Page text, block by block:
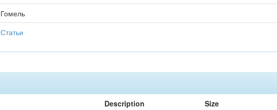
Гомель
Статьи
Description Size